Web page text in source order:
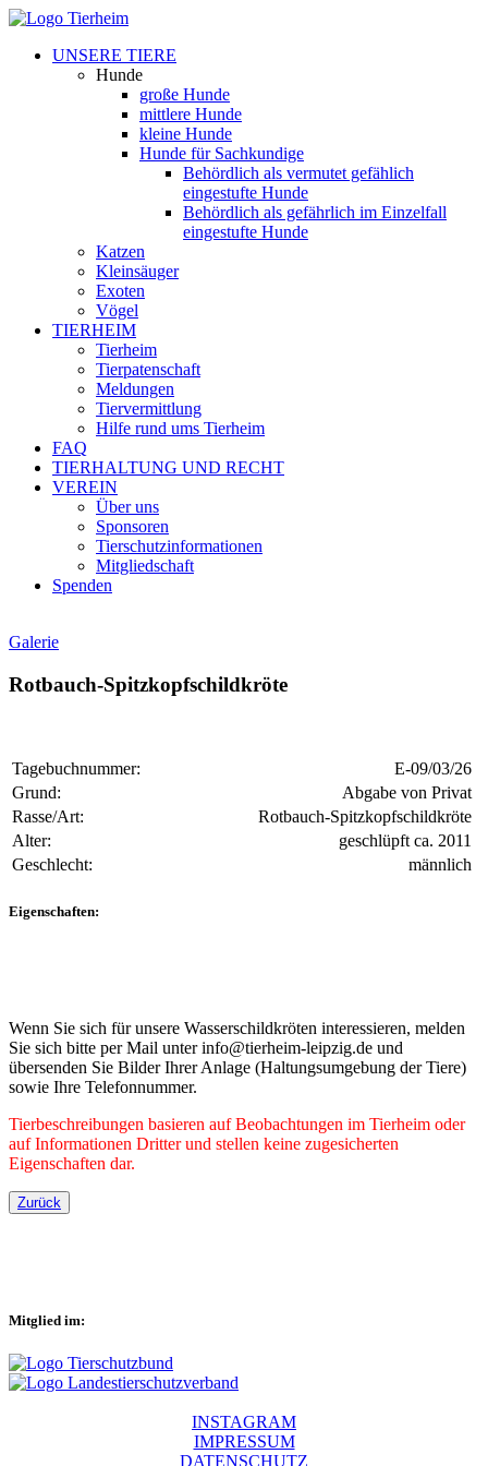
UNSERE TIERE
Hunde
große Hunde
mittlere Hunde
kleine Hunde
Hunde für Sachkundige
Behördlich als vermutet gefählich
eingestufte Hunde
Behördlich als gefährlich im Einzelfall
eingestufte Hunde
Katzen
Kleinsäuger
Exoten
Vögel
TIERHEIM
Tierheim
Tierpatenschaft
Meldungen
Tiervermittlung
Hilfe rund ums Tierheim
FAQ
TIERHALTUNG UND RECHT
VEREIN
Über uns
Sponsoren
Tierschutzinformationen
Mitgliedschaft
Spenden
Galerie
Rotbauch-Spitzkopfschildkröte
Tagebuchnummer:
E-09/03/26
Grund:
Abgabe von Privat
Rasse/Art:
Rotbauch-Spitzkopfschildkröte
Alter:
geschlüpft ca. 2011
Geschlecht:
männlich
Eigenschaften:
Wenn Sie sich für unsere Wasserschildkröten interessieren, melden
Sie sich bitte per Mail unter info@tierheim-leipzig.de und
übersenden Sie Bilder Ihrer Anlage (Haltungsumgebung der Tiere)
sowie Ihre Telefonnummer.
Tierbeschreibungen basieren auf Beobachtungen im Tierheim oder
auf Informationen Dritter und stellen keine zugesicherten
Eigenschaften dar.
Zurück
Mitglied im:
INSTAGRAM
IMPRESSUM
DATENSCHUTZ